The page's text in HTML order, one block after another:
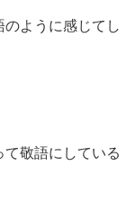
ように感じてし
敬語にしている